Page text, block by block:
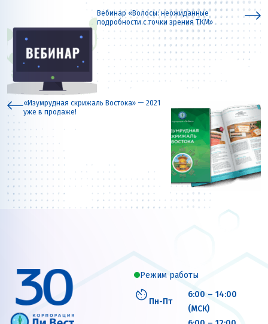
«Изумрудная скрижаль Востока» — 2021
уже в продаже!
Вебинар «Волосы: неожиданные
подробности с точки зрения ТКМ»
Режим работы
Пн-Пт
6:00 – 14:00
(МСК)